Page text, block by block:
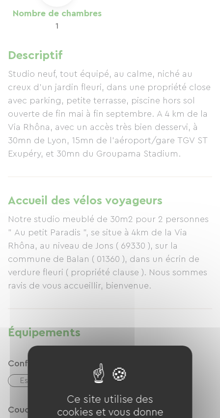
Nombre de chambres
1
Descriptif
Studio neuf, tout équipé, au calme, niché au
creux d'un jardin fleuri, dans une propriété close
avec parking, petite terrasse, piscine hors sol
ouverte de fin mai à fin septembre. A 4 km de la
Via Rhôna, avec un accès très bien desservi, à
30mn de Lyon, 15mn de l'aéroport/gare TGV ST
Exupéry, et 30mn du Groupama Stadium.
Accueil des vélos voyageurs
Notre studio meublé de 30m2 pour 2 personnes
" Au petit Paradis ", se situe à 4km de la Via
Rhôna, au niveau de Jons ( 69330 ), sur la
commune de Balan ( 01360 ), dans un écrin de
verdure fleuri ( propriété clause ). Nous sommes
ravis de vous accueillir, bienvenue.
Équipements
Confort
Espace de repas extérieur
Couchage
Ce site utilise des
cookies et vous donne